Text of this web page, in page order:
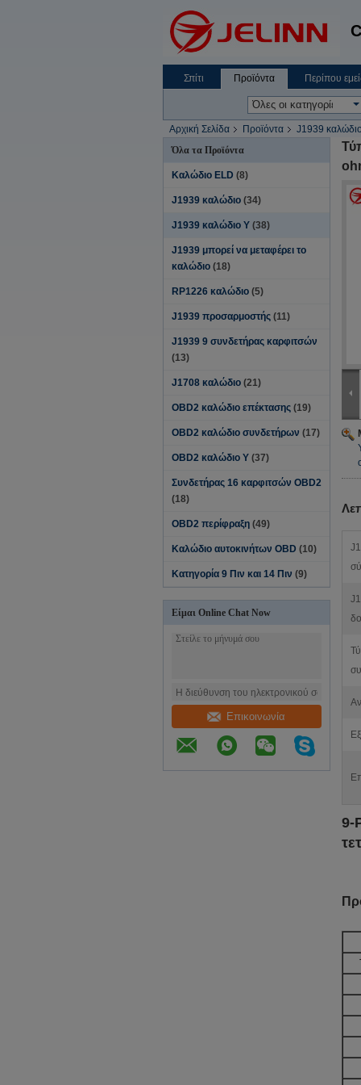
Σπίτι Προϊόντα Περίπου
Αρχική Σελίδα Προϊόντα
J1939
Όλα τα Προϊόντα
Καλώδιο ELD (8)
J1939 καλώδιο (34)
J1939 καλώδιο Υ (38)
J1939 μπορεί να μεταφέρει το
καλώδιο (18)
RP1226 καλώδιο (5)
J1939 προσαρμοστής (11)
J1939 9 συνδετήρας καρφιτσών
(13)
J1708 καλώδιο (21)
OBD2 καλώδιο επέκτασης (19)
OBD2 καλώδιο συνδετήρων (17)
OBD2 καλώδιο Υ (37)
Συνδετήρας 16 καρφιτσών OBD2
(18)
OBD2 περίφραξη (49)
Καλώδιο αυτοκινήτων OBD (10)
Κατηγορία 9 Πιν και 14 Πιν (9)
Είμαι Online Chat Now
Επικοινωνία
9-